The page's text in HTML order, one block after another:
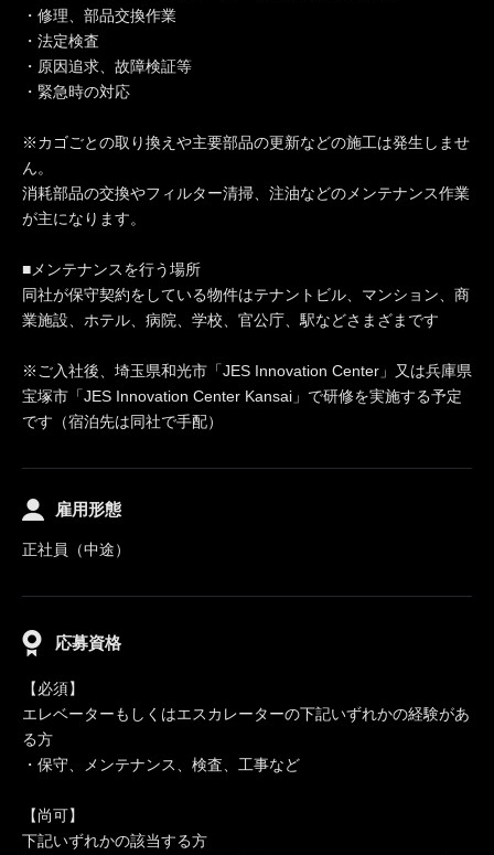
・修理、部品交換作業
・法定検査
・原因追求、故障検証等
・緊急時の対応
※カゴごとの取り換えや主要部品の更新などの施工は発生しませ
ん。
消耗部品の交換やフィルター清掃、注油などのメンテナンス作業
が主になります。
■メンテナンスを行う場所
同社が保守契約をしている物件はテナントビル、マンション、商
業施設、ホテル、病院、学校、官公庁、駅などさまざまです
※ご入社後、埼玉県和光市「JES Innovation Center」又は兵庫県
宝塚市「JES Innovation Center Kansai」で研修を実施する予定
です（宿泊先は同社で手配）
雇用形態
正社員（中途）
応募資格
【必須】
エレベーターもしくはエスカレーターの下記いずれかの経験があ
る方
・保守、メンテナンス、検査、工事など
【尚可】
下記いずれかの該当する方